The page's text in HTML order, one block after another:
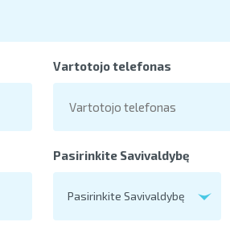
Vartotojo telefonas
Pasirinkite Savivaldybę
Pasirinkite Savivaldybę